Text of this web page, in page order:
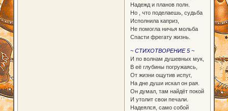
Надежд и планов полн.
Но , что поделаешь, судьба
Исполнила каприз,
Не помогла ничья мольба
Спасти фрегату жизнь.
~ СТИХОТВОРЕНИЕ 5 ~
И по волнам душевных мук,
В её глубины погружаясь,
От жизни ощутив испуг,
На дне души искал он рая.
Он думал, там найдёт покой
И утолит свои печали.
Надеялся, само собой